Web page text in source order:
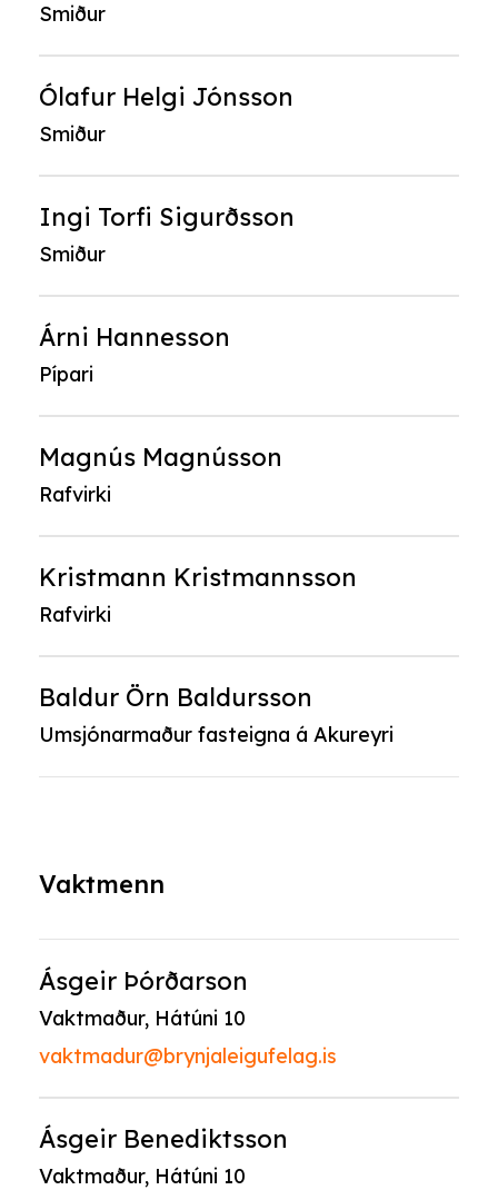
Smiður
Ólafur Helgi Jónsson
Smiður
Ingi Torfi Sigurðsson
Smiður
Árni Hannesson
Pípari
Magnús Magnússon
Rafvirki
Kristmann Kristmannsson
Rafvirki
Baldur Örn Baldursson
Umsjónarmaður fasteigna á Akureyri
Vaktmenn
Ásgeir Þórðarson
Vaktmaður, Hátúni 10
vaktmadur@brynjaleigufelag.is
Ásgeir Benediktsson
Vaktmaður, Hátúni 10